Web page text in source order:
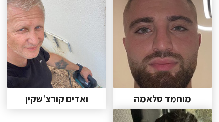
מוחמד סלאמה ואדים קורצ'שקין